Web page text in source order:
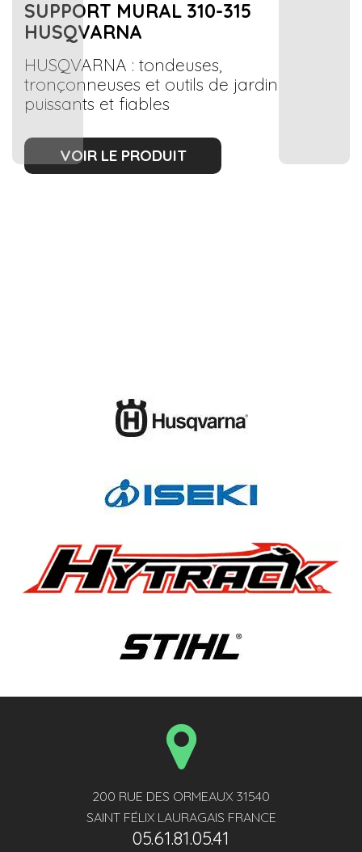
SUPPORT MURAL 310-315
HUSQVARNA
HUSQVARNA : tondeuses,
tronçonneuses et outils de jardin
puissants et fiables
VOIR LE PRODUIT
200 RUE DES ORMEAUX 31540
SAINT FÉLIX LAURAGAIS FRANCE
05.61.81.05.41